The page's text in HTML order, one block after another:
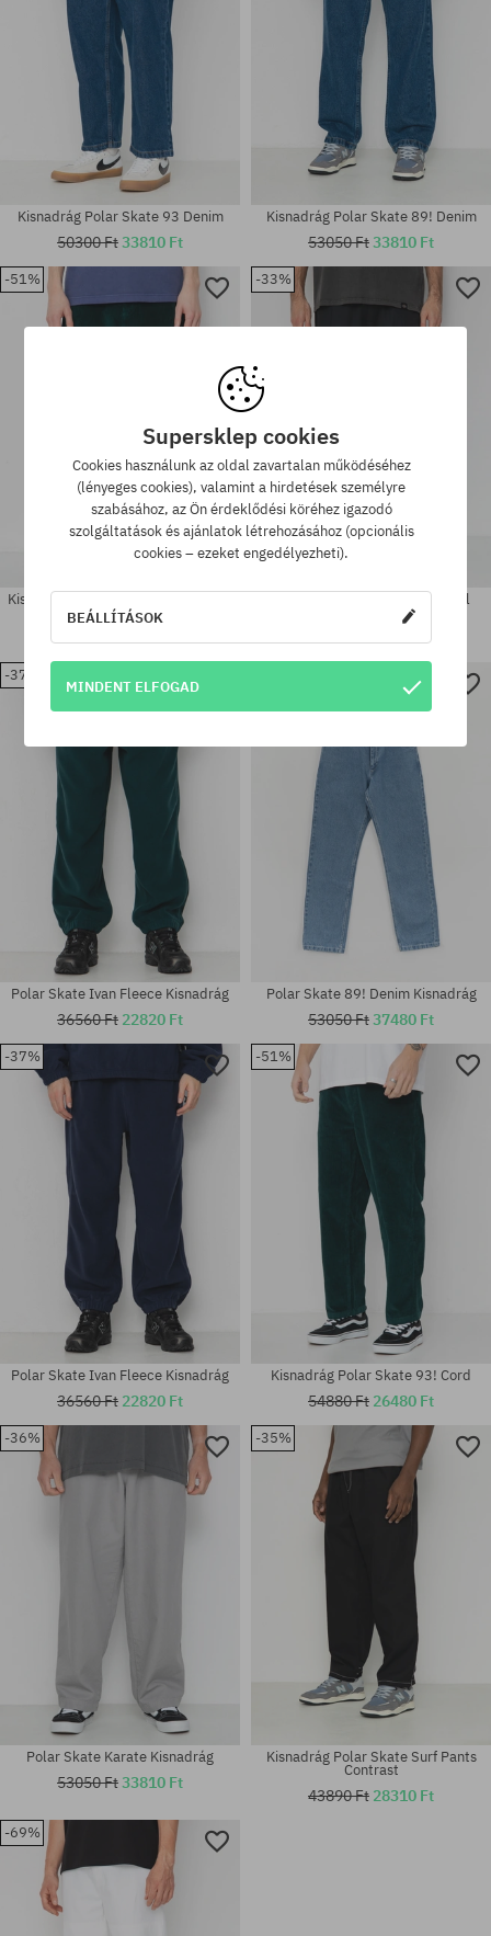
Elérhető méretek:
30X30; 30X32; 32X30; 34X32;
Elérhető méretek:
Elérhető méretek:
Kisnadrág Polar Skate 93 Denim
50300 Ft33810 Ft
28X30; 30X30; 30X32; 32X30;
Kisnadrág Polar Skate 89! Denim
53050 Ft33810 Ft
-51%
Elérhető méretek:
Kisnadrág Polar Skate Big Boy Cord
54880 Ft 26480 Ft
-33%
Elérhető méretek:
M; L; XL
Kisnadrág Polar Skate Raphael
36560 Ft
-37%
Elérhető méretek:
M; L; XL
Polar Skate Ivan Fleece Kisnadrág
36560 Ft 22820 Ft
Elérhető méretek:
Polar Skate 89! Denim Kisnadrág
53050 Ft37480 Ft
-37%
Elérhető méretek:
M; XL
Polar Skate Ivan Fleece Kisnadrág
36560 Ft 22820 Ft
-51%
Kisnadrág Polar Skate 93! Cord
54880 Ft 26480 Ft
-36%
Polar Skate Karate Kisnadrág
53050 Ft33810 Ft
-35%
Kisnadrág Polar Skate Surf Pants
Contrast
43890 Ft 28310 Ft
-69%
Supersklep cookies
Cookies használunk az oldal zavartalan működéséhez
(lényeges cookies), valamint a hirdetések személyre
szabásához, az Ön érdeklődési köréhez igazodó
szolgáltatások és ajánlatok létrehozásához (opcionális
cookies – ezeket engedélyezheti).
BEÁLLÍTÁSOK
MINDENT ELFOGAD